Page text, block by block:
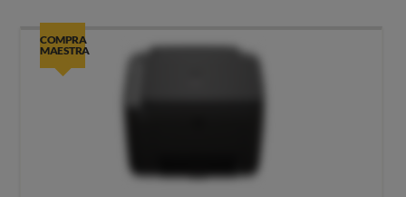
COMPRA
MAESTRA